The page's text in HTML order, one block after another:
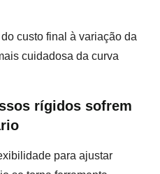
custo final à variação da
cuidadosa da curva
rígidos sofrem
para ajustar